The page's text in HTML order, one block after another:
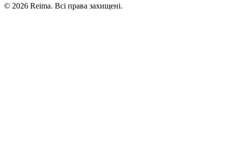
© 2026 Reima. Всі права захищені.